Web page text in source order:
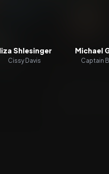
Shlesinger
Cissy Davis
Michael
Captain